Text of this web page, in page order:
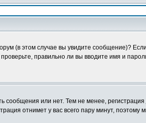
(в этом случае вы увидите сообщение)?
правильно ли вы вводите имя и
сообщения или нет. Тем не менее,
отнимет у вас всего пару минут, поэтому